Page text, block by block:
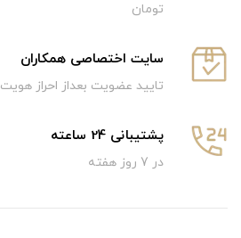
تومان
سایت اختصاصی همکاران
تایید عضویت بعداز احراز هویت
پشتیبانی 24 ساعته
در 7 روز هفته